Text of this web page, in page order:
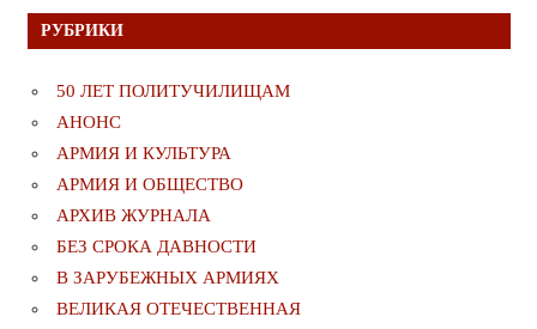
РУБРИКИ
50 ЛЕТ ПОЛИТУЧИЛИЩАМ
АНОНС
АРМИЯ И КУЛЬТУРА
АРМИЯ И ОБЩЕСТВО
АРХИВ ЖУРНАЛА
БЕЗ СРОКА ДАВНОСТИ
В ЗАРУБЕЖНЫХ АРМИЯХ
ВЕЛИКАЯ ОТЕЧЕСТВЕННАЯ